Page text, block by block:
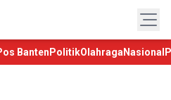
Banten PolitikOlahraga Nasional